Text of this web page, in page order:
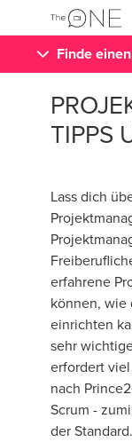
Finde
TIPPS
Lass dich
erfahrene
können, wie
einrichten
sehr
erfordert
nach
Scrum -
der Standard.